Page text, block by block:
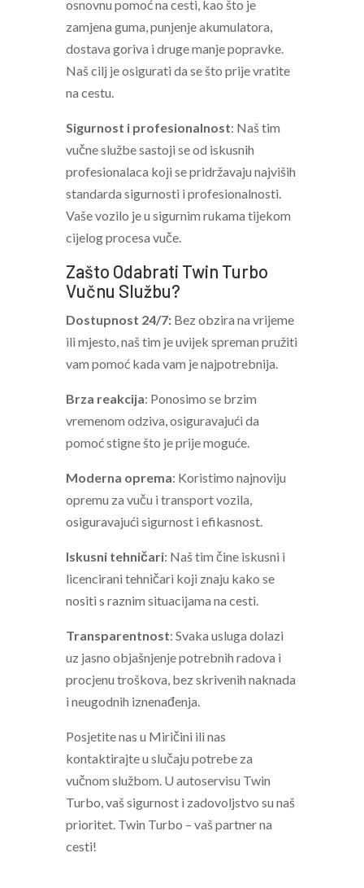
osnovnu pomoć na cesti, kao što je
zamjena guma, punjenje akumulatora,
dostava goriva i druge manje popravke.
Naš cilj je osigurati da se što prije vratite
na cestu.
Sigurnost i profesionalnost: Naš tim
vučne službe sastoji se od iskusnih
profesionalaca koji se pridržavaju najviših
standarda sigurnosti i profesionalnosti.
Vaše vozilo je u sigurnim rukama tijekom
cijelog procesa vuče.
Zašto Odabrati Twin Turbo
Vučnu Službu?
Dostupnost 24/7:Bez obzira na vrijeme
ili mjesto, naš tim je uvijek spreman pružiti
vam pomoć kada vam je najpotrebnija.
Brza reakcija: Ponosimo se brzim
vremenom odziva, osiguravajući da
pomoć stigne što je prije moguće.
Moderna oprema: Koristimo najnoviju
opremu za vuču i transport vozila,
osiguravajući sigurnost i efikasnost.
Iskusni tehničari: Naš tim čine iskusni i
licencirani tehničari koji znaju kako se
nositi s raznim situacijama na cesti.
Transparentnost: Svaka usluga dolazi
uz jasno objašnjenje potrebnih radova i
procjenu troškova, bez skrivenih naknada
i neugodnih iznenađenja.
Posjetite nas u Miričini ili nas
kontaktirajte u slučaju potrebe za
vučnom službom. U autoservisu Twin
Turbo, vaš sigurnost i zadovoljstvo su naš
prioritet. Twin Turbo – vaš partner na
cesti!